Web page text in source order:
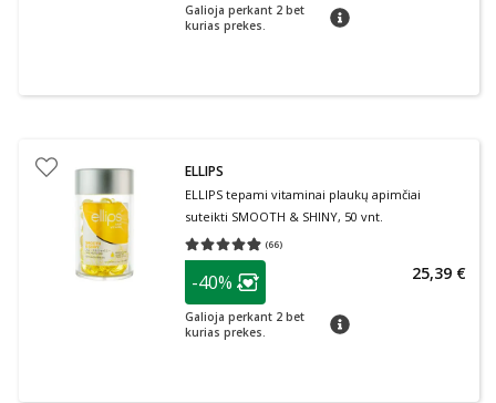
Galioja perkant 2 bet
kurias prekes.
patarimas
ELLIPS
ELLIPS tepami vitaminai plaukų apimčiai
suteikti SMOOTH & SHINY, 50 vnt.
(66)
Vidutinis įvertinimas 4.89
patarimas
Lojalumo klubo narių nuolaida
-40%
Galioja perkant 2 bet
kurias prekes.
patarimas
25,39 €